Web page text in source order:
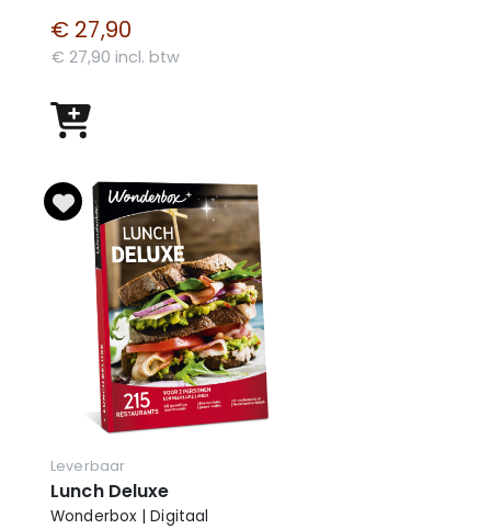
€ 27,90
€ 27,90 incl. btw
Leverbaar
Lunch Deluxe
Wonderbox | Digitaal